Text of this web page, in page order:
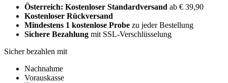
Österreich: Kostenloser Standardversand ab € 39,90
Kostenloser Rückversand
Mindestens 1 kostenlose Probe zu jeder Bestellung
Sichere Bezahlung mit SSL-Verschlüsselung
Sicher bezahlen mit
Nachnahme
Vorauskasse